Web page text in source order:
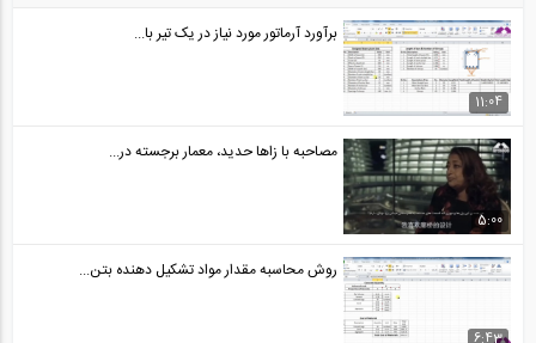
11:04
برآورد آرماتور مورد نیاز در یک تیر با...
5:00
مصاحبه با زاها حدید، معمار برجسته در...
روش محاسبه مقدار مواد تشکیل دهنده بتن...